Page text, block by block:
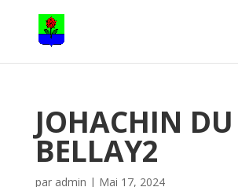
JOHACHIN DU
BELLAY2
par admin | Mai 17, 2024